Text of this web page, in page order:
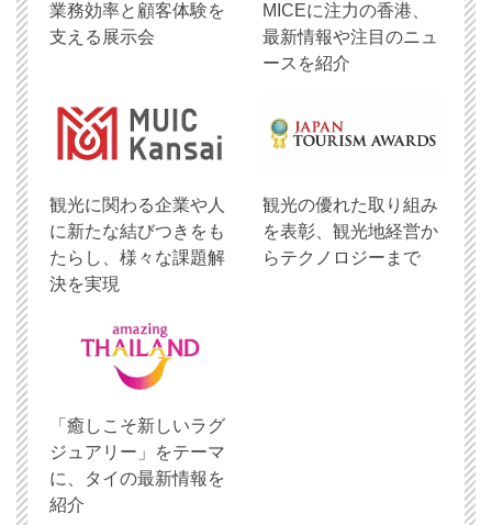
業務効率と顧客体験を
支える展示会
MICEに注力の香港、
最新情報や注目のニュ
ースを紹介
観光に関わる企業や人
に新たな結びつきをも
たらし、様々な課題解
決を実現
観光の優れた取り組み
を表彰、観光地経営か
らテクノロジーまで
「癒しこそ新しいラグ
ジュアリー」をテーマ
に、タイの最新情報を
紹介